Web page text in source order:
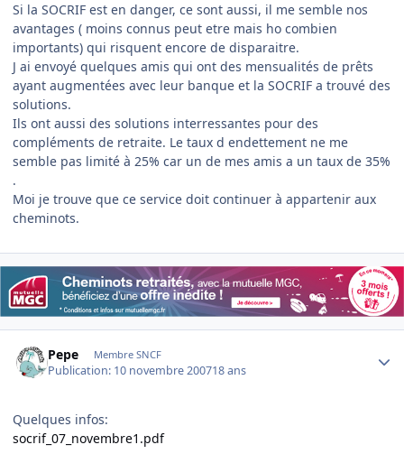
Si la SOCRIF est en danger, ce sont aussi, il me semble nos
avantages ( moins connus peut etre mais ho combien
importants) qui risquent encore de disparaitre.
J ai envoyé quelques amis qui ont des mensualités de prêts
ayant augmentées avec leur banque et la SOCRIF a trouvé des
solutions.
Ils ont aussi des solutions interressantes pour des
compléments de retraite. Le taux d endettement ne me
semble pas limité à 25% car un de mes amis a un taux de 35%
.
Moi je trouve que ce service doit continuer à appartenir aux
cheminots.
Pepe Membre SNCF
Publication: 10 novembre 200718 ans
Quelques infos:
socrif_07_novembre1.pdf